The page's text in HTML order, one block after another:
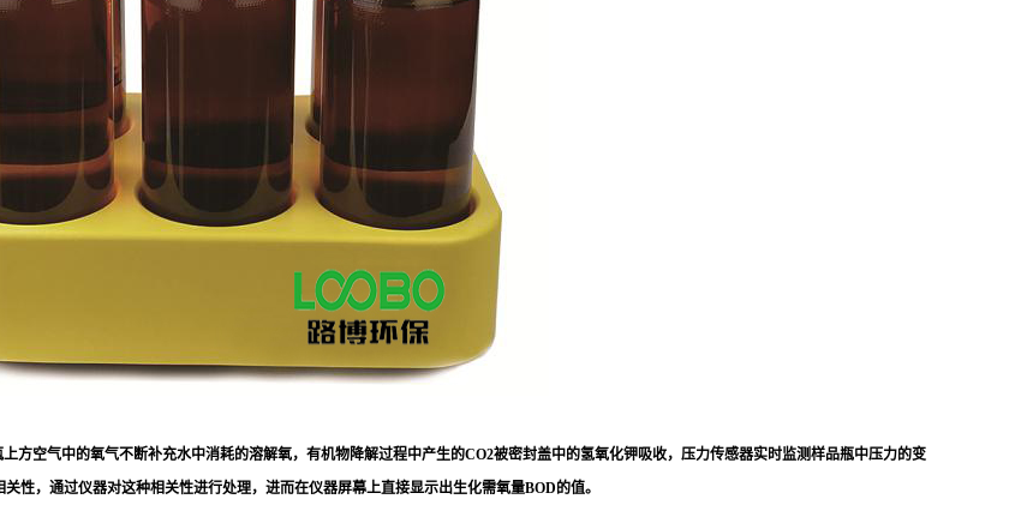
方空气中的氧气不断补充水中消耗的溶解氧，有机物降解过程中产生的CO2被密封盖中的氢氧化钾吸收，压力传感器实时监测样品瓶中压力的变
性，通过仪器对这种相关性进行处理，进而在仪器屏幕上直接显示出生化需氧量BOD的值。